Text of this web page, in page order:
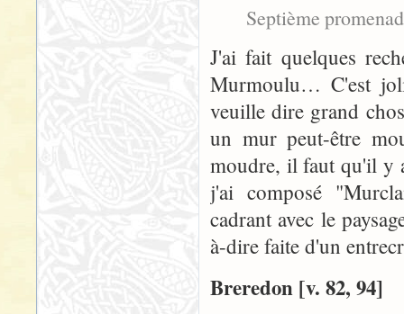
Septième
J'ai fait quelques
Murmoulu… C'est
veuille dire grand
un mur peut-être
moudre, il faut qu'il y
j'ai composé
cadrant avec le
à-dire faite d'un
Breredon [v. 82, 94]